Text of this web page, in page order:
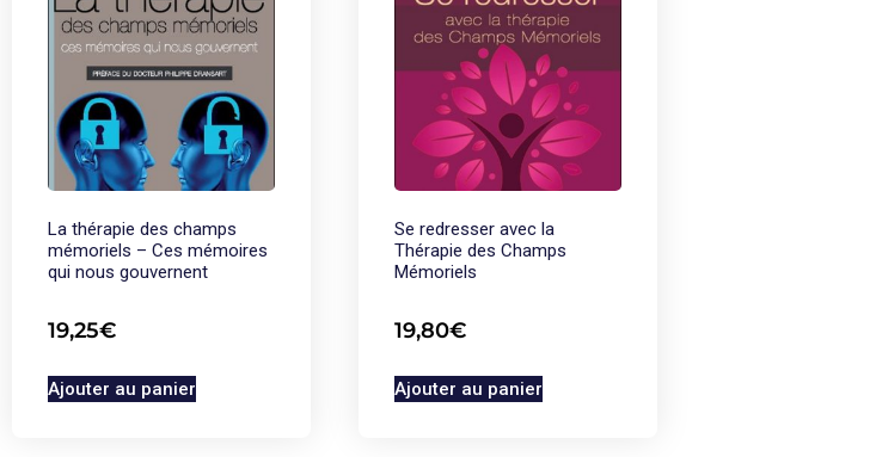
La thérapie des champs
mémoriels – Ces mémoires
qui nous gouvernent
19,25€
Ajouter au panier
Se redresser avec la
Thérapie des Champs
Mémoriels
19,80€
Ajouter au panier